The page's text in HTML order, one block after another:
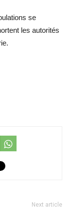
se
les autorités
Next article